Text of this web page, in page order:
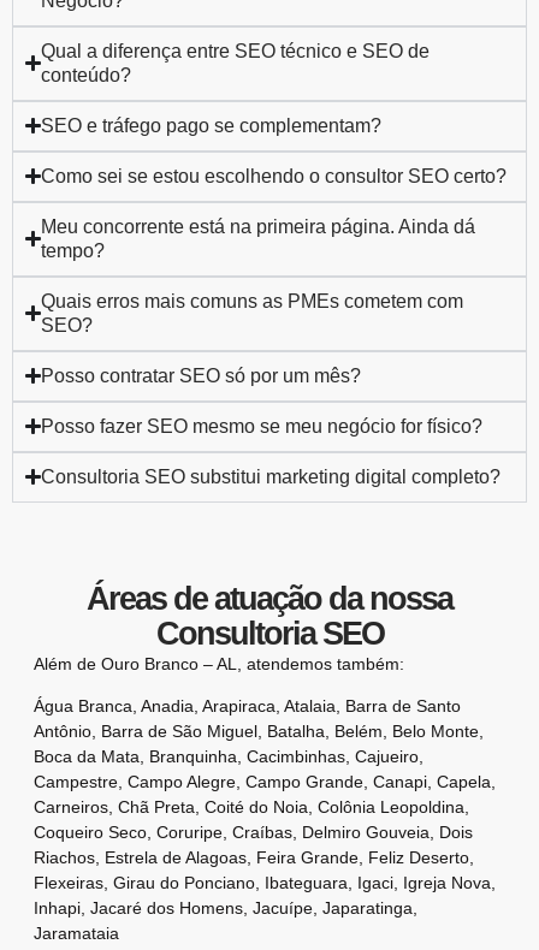
Qual a diferença entre SEO técnico e SEO de
conteúdo?
SEO e tráfego pago se complementam?
Como sei se estou escolhendo o consultor SEO certo?
Meu concorrente está na primeira página. Ainda dá
tempo?
Quais erros mais comuns as PMEs cometem com
SEO?
Posso contratar SEO só por um mês?
Posso fazer SEO mesmo se meu negócio for físico?
Consultoria SEO substitui marketing digital completo?
Áreas de atuação da nossa
Consultoria SEO
Além de Ouro Branco – AL, atendemos também:
Água Branca, Anadia, Arapiraca, Atalaia, Barra de Santo
Antônio, Barra de São Miguel, Batalha, Belém, Belo Monte,
Boca da Mata, Branquinha, Cacimbinhas, Cajueiro,
Campestre, Campo Alegre, Campo Grande, Canapi, Capela,
Carneiros, Chã Preta, Coité do Noia, Colônia Leopoldina,
Coqueiro Seco, Coruripe, Craíbas, Delmiro Gouveia, Dois
Riachos, Estrela de Alagoas, Feira Grande, Feliz Deserto,
Flexeiras, Girau do Ponciano, Ibateguara, Igaci, Igreja Nova,
Inhapi, Jacaré dos Homens, Jacuípe, Japaratinga,
Jaramataia